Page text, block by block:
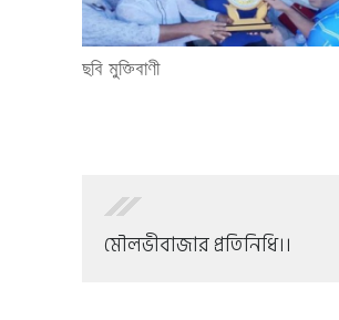
ছবি মুক্তিবাণী
মৌলভীবাজার প্রতিনিধি।।